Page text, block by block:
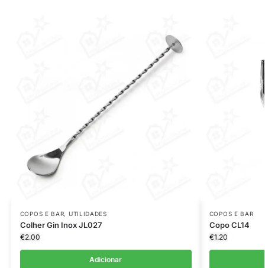
COPOS E BAR, UTILIDADES
Colher Gin Inox JL027
€2.00
Adicionar
COPOS E BAR
Copo CL14
€1.20